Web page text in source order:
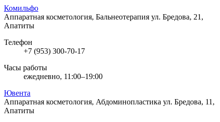
Комильфо
Аппаратная косметология, Бальнеотерапия ул. Бредова, 21,
Апатиты
Телефон
+7 (953) 300-70-17
Часы работы
ежедневно, 11:00–19:00
Ювента
Аппаратная косметология, Абдоминопластика ул. Бредова, 11,
Апатиты